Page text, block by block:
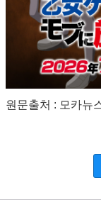
원문출처 : 모카뉴